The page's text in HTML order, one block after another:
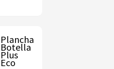
Plancha
Botella
Plus
Eco